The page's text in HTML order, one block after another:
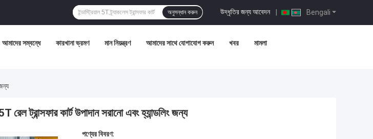
Bengali
উদ্ধৃতির জন্য আবেদন |
অনুসন্ধান করুন
আমাদের সম্বন্ধে কারখানা ভ্রমণ মান নিয়ন্ত্রণ আমাদের সাথে যোগাযোগ করুন খবর মামলা
রেল ট্রান্সফার কার্ট উপাদান সরানো এবং হ্যান্ডলিং জন্য
পণ্যের বিবরণ: